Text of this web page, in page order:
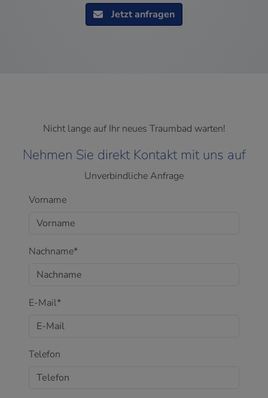
Jetzt anfragen
Nicht lange auf Ihr neues Traumbad warten!
Nehmen Sie direkt Kontakt mit uns auf
Unverbindliche Anfrage
Vorname
Nachname*
E-Mail*
Telefon